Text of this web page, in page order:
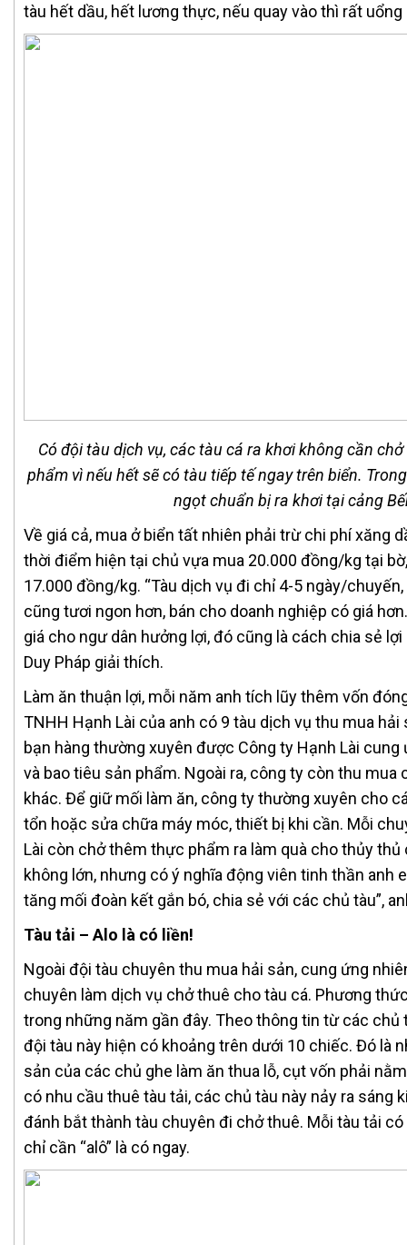
tàu hết dầu, hết lương thực, nếu quay vào thì rất uổng
Có đội tàu dịch vụ, các tàu cá ra khơi không cần
phẩm vì nếu hết sẽ có tàu tiếp tế ngay trên biển.
ngọt chuẩn bị ra khơi tại cảng
Về giá cả, mua ở biển tất nhiên phải trừ chi phí xăng
thời điểm hiện tại chủ vựa mua 20.000 đồng/kg tại
17.000 đồng/kg. “Tàu dịch vụ đi chỉ 4-5 ngày/
cũng tươi ngon hơn, bán cho doanh nghiệp có giá
giá cho ngư dân hưởng lợi, đó cũng là cách chia sẻ lợi
Duy Pháp giải thích.
Làm ăn thuận lợi, mỗi năm anh tích lũy thêm vốn
TNHH Hạnh Lài của anh có 9 tàu dịch vụ thu mua hải
bạn hàng thường xuyên được Công ty Hạnh Lài
và bao tiêu sản phẩm. Ngoài ra, công ty còn thu mua
khác. Để giữ mối làm ăn, công ty thường xuyên cho
tổn hoặc sửa chữa máy móc, thiết bị khi cần. Mỗi
Lài còn chở thêm thực phẩm ra làm quà cho thủy thủ
không lớn, nhưng có ý nghĩa động viên tinh thần anh
tăng mối đoàn kết gắn bó, chia sẻ với các chủ tàu”,
Tàu tải – Alo là có liền!
Ngoài đội tàu chuyên thu mua hải sản, cung ứng
chuyên làm dịch vụ chở thuê cho tàu cá. Phương
trong những năm gần đây. Theo thông tin từ các chủ
đội tàu này hiện có khoảng trên dưới 10 chiếc. Đó là
sản của các chủ ghe làm ăn thua lỗ, cụt vốn phải
có nhu cầu thuê tàu tải, các chủ tàu này nảy ra sáng
đánh bắt thành tàu chuyên đi chở thuê. Mỗi tàu tải
chỉ cần “alô” là có ngay.